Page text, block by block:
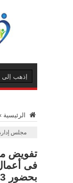
الرئيسية
مجلس إدارة
تفويض
فى
بحضور 2293 عضو